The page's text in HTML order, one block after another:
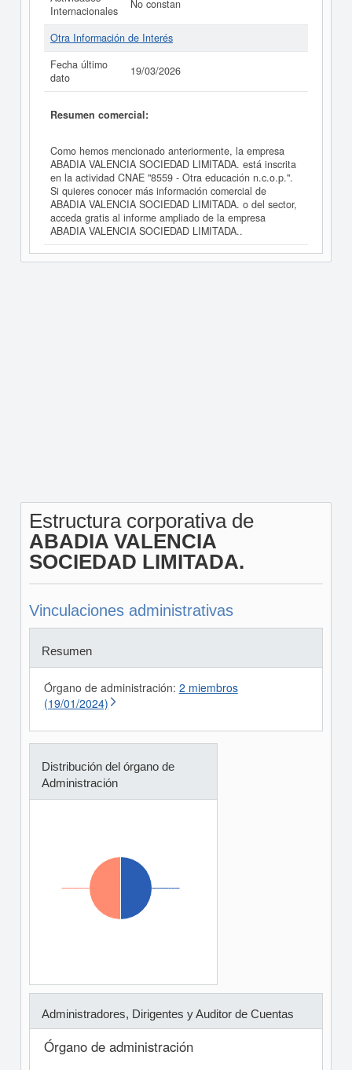
Internacionales
No constan
Otra Información de Interés
Fecha último
dato
19/03/2026
Resumen comercial:
Como hemos mencionado anteriormente, la empresa
ABADIA VALENCIA SOCIEDAD LIMITADA. está inscrita
en la actividad CNAE "8559 - Otra educación n.c.o.p.".
Si quieres conocer más información comercial de
ABADIA VALENCIA SOCIEDAD LIMITADA. o del sector,
acceda gratis al informe ampliado de la empresa
ABADIA VALENCIA SOCIEDAD LIMITADA..
Estructura corporativa de
ABADIA VALENCIA
SOCIEDAD LIMITADA.
Vinculaciones administrativas
Resumen
Órgano de administración: 2 miembros
(19/01/2024)
Distribución del órgano de
Administración
Administradores, Dirigentes y Auditor de Cuentas
Órgano de administración